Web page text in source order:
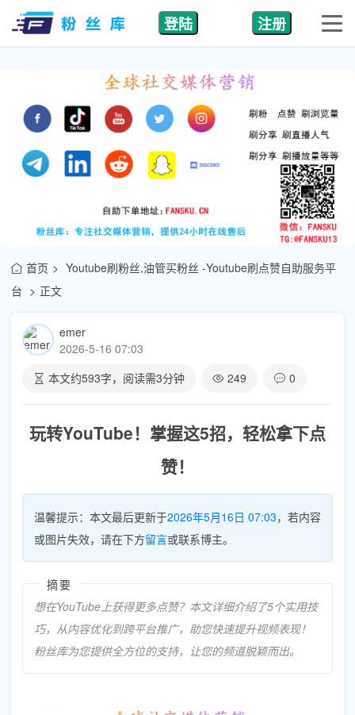
登陆 注册
首页
Youtube刷粉丝,油管买粉丝 -Youtube刷点赞自助服务平
台
正文
emer
2026-5-16 07:03
本文约593字，阅读需3分钟 249 0
玩转YouTube！掌握这5招，轻松拿下点
赞！
温馨提示：本文最后更新于2026年5月16日 07:03，若内容
或图片失效，请在下方留言或联系博主。
摘要
想在YouTube上获得更多点赞？本文详细介绍了5个实用技
巧，从内容优化到跨平台推广，助您快速提升视频表现！
粉丝库为您提供全方位的支持，让您的频道脱颖而出。